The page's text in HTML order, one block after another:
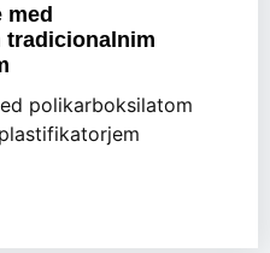
med
tradicionalnim
polikarboksilatom